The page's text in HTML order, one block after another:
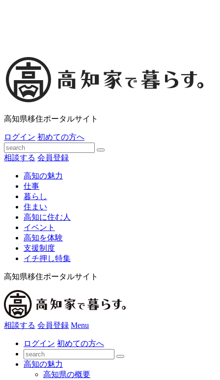
高知県移住ポータルサイト
ログイン 初めての方へ
相談する 会員登録
高知の魅力
仕事
暮らし
住まい
高知に住む人
イベント
高知を体験
支援制度
イチ押し特集
高知県移住ポータルサイト
相談する 会員登録 Menu
ログイン 初めての方へ
高知の魅力
高知県の概要